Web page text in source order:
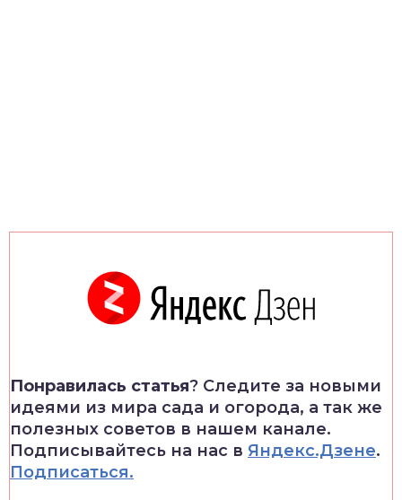
Понравилась статья? Следите за новыми
идеями из мира сада и огорода, а так же
полезных советов в нашем канале.
Подписывайтесь на нас в Яндекс.Дзене.
Подписаться.